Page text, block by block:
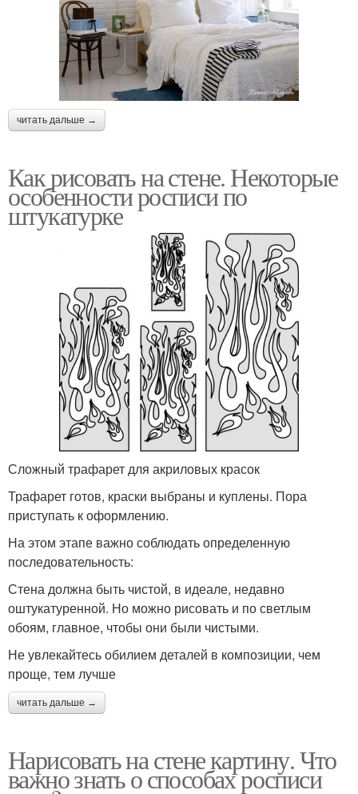
читать дальше →
Как рисовать на стене. Некоторые
особенности росписи по
штукатурке
Сложный трафарет для акриловых красок
Трафарет готов, краски выбраны и куплены. Пора
приступать к оформлению.
На этом этапе важно соблюдать определенную
последовательность:
Стена должна быть чистой, в идеале, недавно
оштукатуренной. Но можно рисовать и по светлым
обоям, главное, чтобы они были чистыми.
Не увлекайтесь обилием деталей в композиции, чем
проще, тем лучше
читать дальше →
Нарисовать на стене картину. Что
важно знать о способах росписи